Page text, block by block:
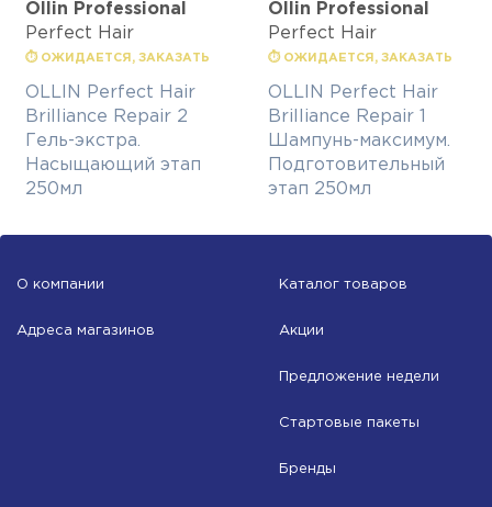
Ollin Professional
Perfect Hair
⏱ ОЖИДАЕТСЯ, ЗАКАЗАТЬ
OLLIN Perfect Hair
Brilliance Repair 2
Гель-экстра.
Насыщающий этап
250мл
Ollin Professional
Perfect Hair
⏱ ОЖИДАЕТСЯ, ЗАКАЗАТЬ
OLLIN Perfect Hair
Brilliance Repair 1
Шампунь-максимум.
Подготовительный
этап 250мл
О компании
Адреса магазинов
Каталог товаров
Акции
Предложение недели
Стартовые пакеты
Бренды